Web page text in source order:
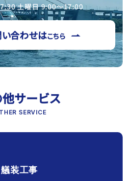
土曜日 9:00〜17:00
合わせはこちら
サービス
SERVICE
艤装工事